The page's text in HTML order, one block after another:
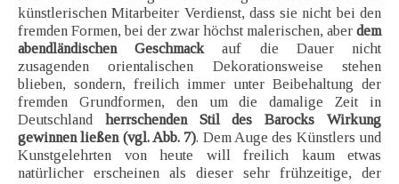
künstlerischen Mitarbeiter Verdienst, dass sie nicht bei den
fremden Formen, bei der zwar höchst malerischen, aber dem
abendländischen Geschmackauf die Dauer nicht
zusagenden orientalischen Dekorationsweise stehen
blieben, sondern, freilich immer unter Beibehaltung der
fremden Grundformen, den um die damalige Zeit in
Deutschland herrschenden Stil des Barocks Wirkung
gewinnen ließen (vgl. Abb. 7). Dem Auge des Künstlers und
Kunstgelehrten von heute will freilich kaum etwas
natürlicher erscheinen als dieser sehr frühzeitige, der